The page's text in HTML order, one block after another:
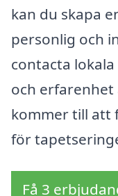
kan du skapa
personlig och
contacta
och
kommer till att
för
Få 3